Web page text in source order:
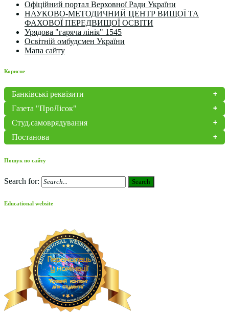
Офіційний портал Верховної Ради України
НАУКОВО-МЕТОДИЧНИЙ ЦЕНТР ВИЩОЇ ТА
ФАХОВОЇ ПЕРЕДВИЩОЇ ОСВІТИ
Урядова "гаряча лінія" 1545
Освітній омбудсмен України
Мапа сайту
Корисне
Банківські реквізити
Газета "ПроЛісок"
Студ.самоврядування
Постанова
Пошук по сайту
Search for: Search
Educational website